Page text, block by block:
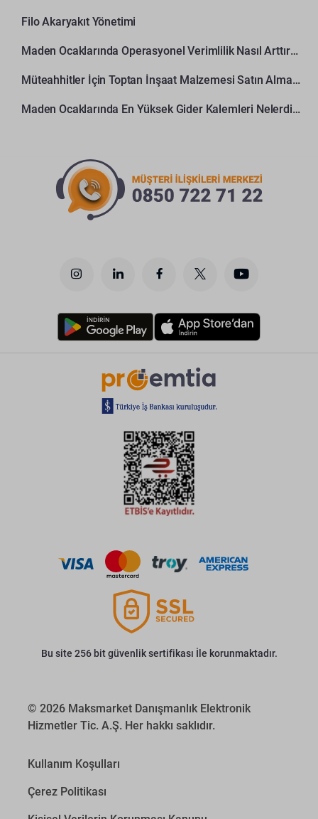
Filo Akaryakıt Yönetimi
Maden Ocaklarında Operasyonel Verimlilik Nasıl Arttırılır?
Müteahhitler İçin Toptan İnşaat Malzemesi Satın Alma Rehberi
Maden Ocaklarında En Yüksek Gider Kalemleri Nelerdir?
Bu site 256 bit güvenlik sertifikası İle korunmaktadır.
© 2026 Maksmarket Danışmanlık Elektronik
Hizmetler Tic. A.Ş. Her hakkı saklıdır.
Kullanım Koşulları
Çerez Politikası